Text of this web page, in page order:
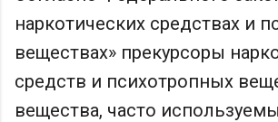
наркотических средствах и
веществах» прекурсоры
средств и психотропных
вещества, часто